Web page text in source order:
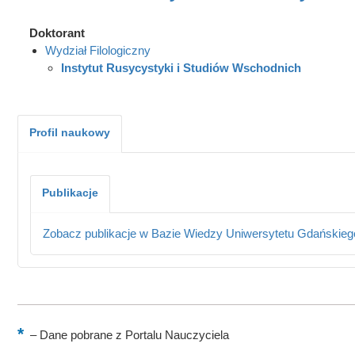
Doktorant
Wydział Filologiczny
Instytut Rusycystyki i Studiów Wschodnich
Profil naukowy
Publikacje
Zobacz publikacje w Bazie Wiedzy Uniwersytetu
–Dane pobrane z Portalu Nauczyciela